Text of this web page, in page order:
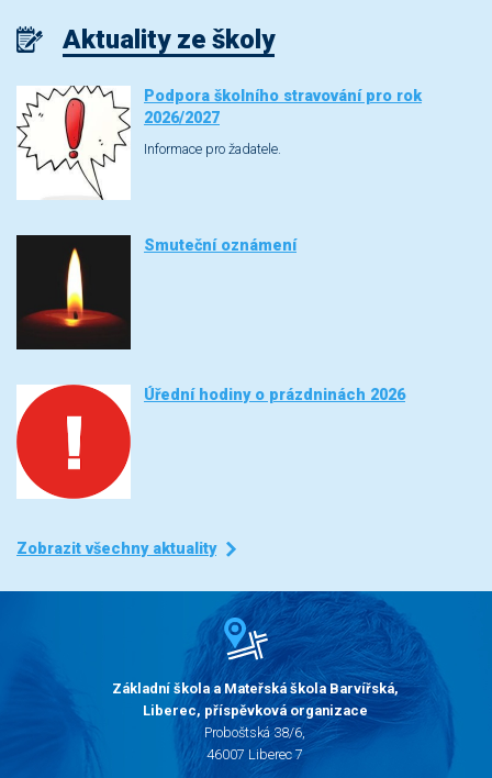
Aktuality ze školy
Podpora školního stravování pro rok
2026/2027
Informace pro žadatele.
Smuteční oznámení
Úřední hodiny o prázdninách 2026
Zobrazit všechny aktuality
Základní škola a Mateřská škola Barvířská,
Liberec, příspěvková organizace
Proboštská 38/6,
46007 Liberec 7